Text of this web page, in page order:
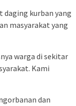
daging kurban yang
masyarakat yang
warga di sekitar
Kami
dan